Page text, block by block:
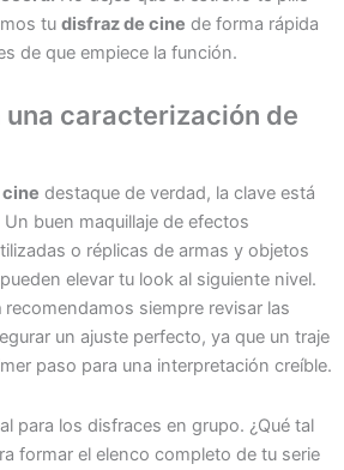
tu disfraz de cine de forma rápida
de que empiece la función.
una caracterización de
destaque de verdad, la clave está
buen maquillaje de efectos
o réplicas de armas y objetos
elevar tu look al siguiente nivel.
recomendamos siempre revisar las
un ajuste perfecto, ya que un traje
paso para una interpretación creíble.
para los disfraces en grupo. ¿Qué tal
formar el elenco completo de tu serie